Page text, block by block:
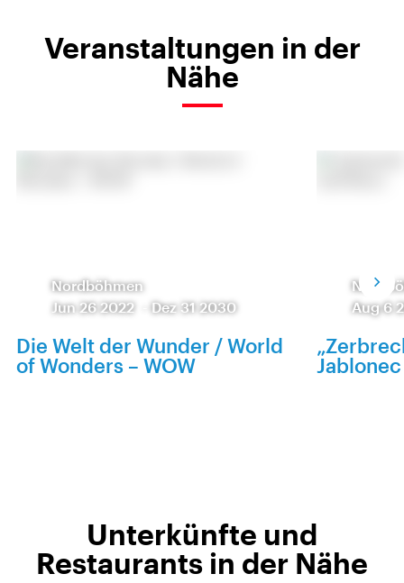
Veranstaltungen in der
Nähe
Nordböhmen
Jun 26 2022
Dez 31 2030
Die Welt der Wunder / World
of Wonders – WOW
Aug 6
Unterkünfte und
Restaurants in der Nähe